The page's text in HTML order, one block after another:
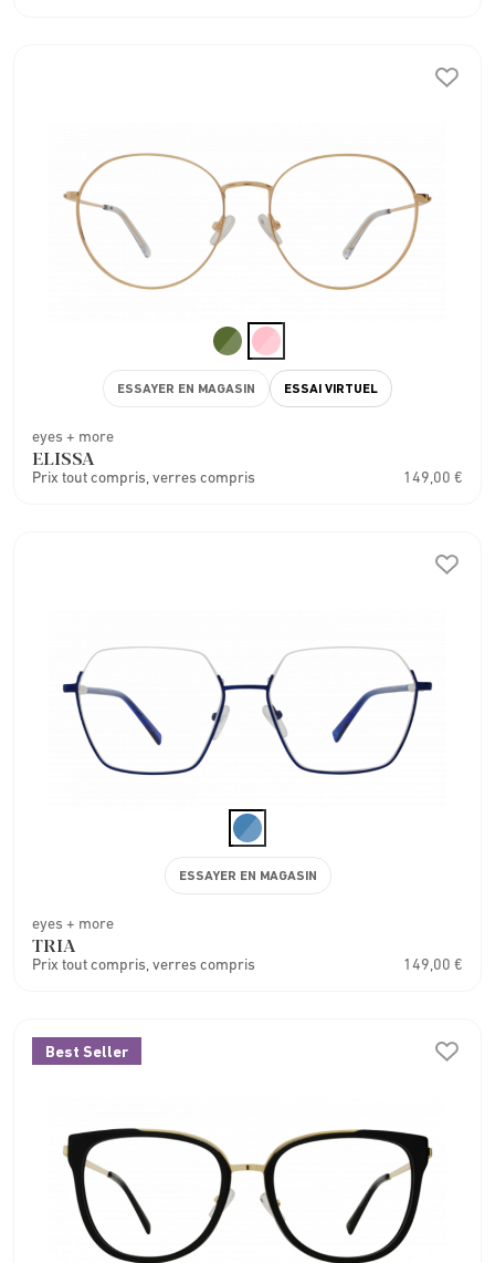
eyes + more
ELISSA
Prix tout compris, verres compris 149,00 €
ESSAYER EN MAGASIN ESSAI VIRTUEL
eyes + more
TRIA
Prix tout compris, verres compris 149,00 €
ESSAYER EN MAGASIN
Best Seller